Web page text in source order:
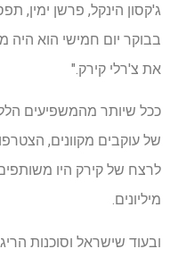
ג'קסון הינקל, פרשן ימין,
בבוקר יום חמישי הוא היה
את צ'רלי קירק."
ככל שיותר מהמשפיעים
של עוקבים מקוונים,
לרצח של קירק היו
מיליונים.
ובעוד שישראל וסוכנות